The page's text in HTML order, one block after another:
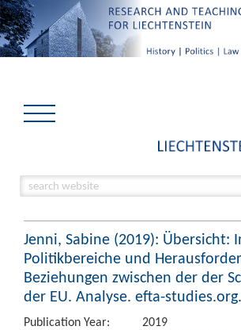
Jenni, Sabine (2019): Übersicht:
Politikbereiche und
Beziehungen zwischen der der
der EU. Analyse. efta-studies.org.
Publication Year:
2019